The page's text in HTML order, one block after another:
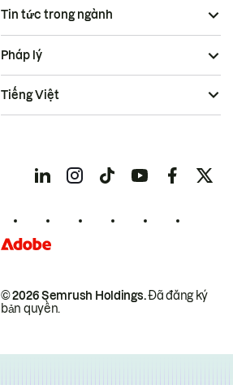
Tin tức trong ngành
© 2026 Semrush Holdings.Đã đăng ký
bản quyền.
Pháp lý
Tiếng Việt